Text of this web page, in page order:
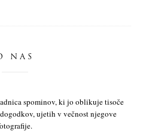
NAS
spominov, ki jo oblikuje tisoče
ujetih v večnost njegove